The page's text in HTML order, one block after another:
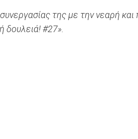
της με την νεαρή
δουλειά! #27».